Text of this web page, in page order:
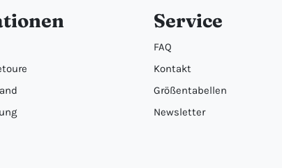
Service
FAQ
Kontakt
Größentabellen
Newsletter